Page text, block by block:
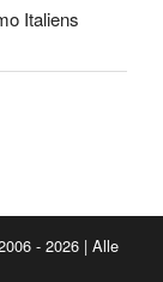
Italiens
- 2026 | Alle